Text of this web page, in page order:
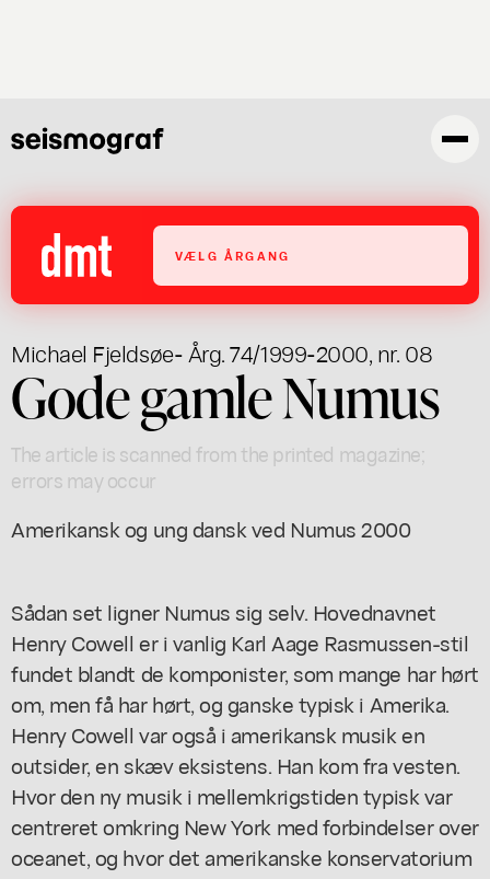
VÆLG ÅRGANG
Michael Fjeldsøe- Årg. 74/1999-2000, nr. 08
Gode gamle Numus
The article is scanned from the printed magazine;
errors may occur
Amerikansk og ung dansk ved Numus 2000
Sådan set ligner Numus sig selv. Hovednavnet
Henry Cowell er i vanlig Karl Aage Rasmussen-stil
fundet blandt de komponister, som mange har hørt
om, men få har hørt, og ganske typisk i Amerika.
Henry Cowell var også i amerikansk musik en
outsider, en skæv eksistens. Han kom fra vesten.
Hvor den ny musik i mellemkrigstiden typisk var
centreret omkring New York med forbindelser over
oceanet, og hvor det amerikanske konservatorium